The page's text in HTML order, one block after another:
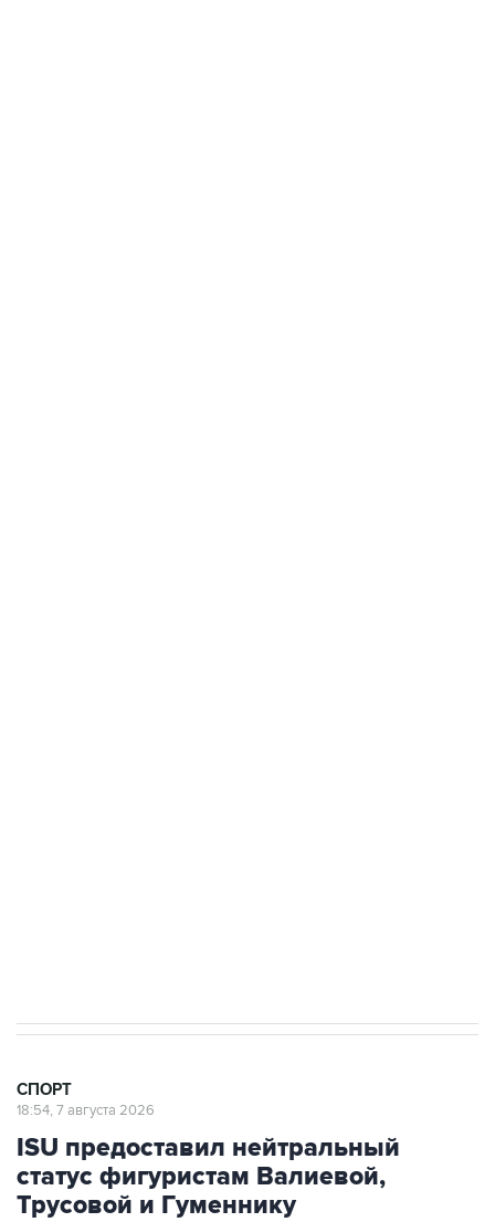
СПОРТ
18:54, 7 августа 2026
ISU предоставил нейтральный
статус фигуристам Валиевой,
Трусовой и Гуменнику